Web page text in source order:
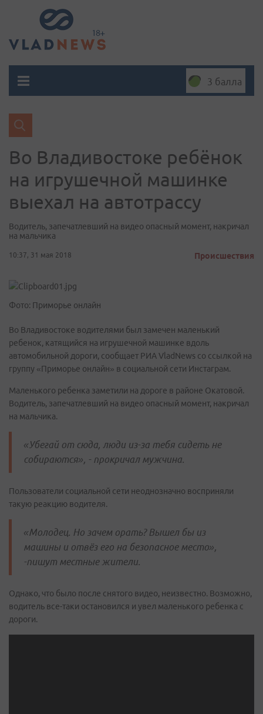
3 балла
Во Владивостоке ребёнок
на игрушечной машинке
выехал на автотрассу
Водитель, запечатлевший на видео опасный момент, накричал
на мальчика
10:37, 31 мая 2018 Происшествия
Фото: Приморье онлайн
Во Владивостоке водителями был замечен маленький
ребенок, катящийся на игрушечной машинке вдоль
автомобильной дороги, сообщает РИА VladNews со ссылкой на
группу «Приморье онлайн» в социальной сети Инстаграм.
Маленького ребенка заметили на дороге в районе Окатовой.
Водитель, запечатлевший на видео опасный момент, накричал
на мальчика.
«Убегай от сюда, люди из-за тебя сидеть не
собираются», - прокричал мужчина.
Пользователи социальной сети неоднозначно восприняли
такую реакцию водителя.
«Молодец. Но зачем орать? Вышел бы из
машины и отвёз его на безопасное место»,
-пишут местные жители.
Однако, что было после снятого видео, неизвестно. Возможно,
водитель все-таки остановился и увел маленького ребенка с
дороги.